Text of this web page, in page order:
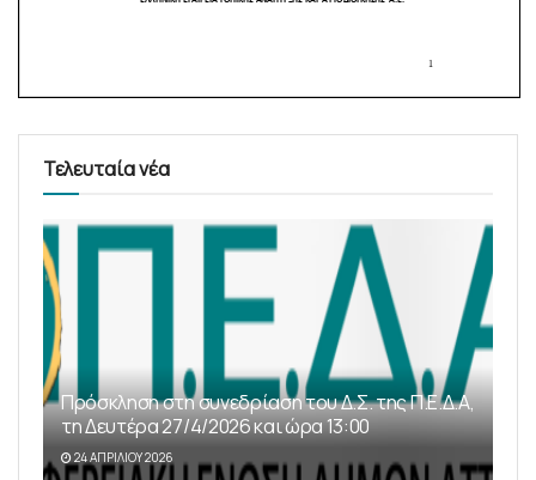
Τελευταία νέα
Πρόσκληση στη συνεδρίαση του Δ.Σ. της Π.Ε.Δ.Α,
τη Δευτέρα 27/4/2026 και ώρα 13:00
24 ΑΠΡΙΛΊΟΥ 2026